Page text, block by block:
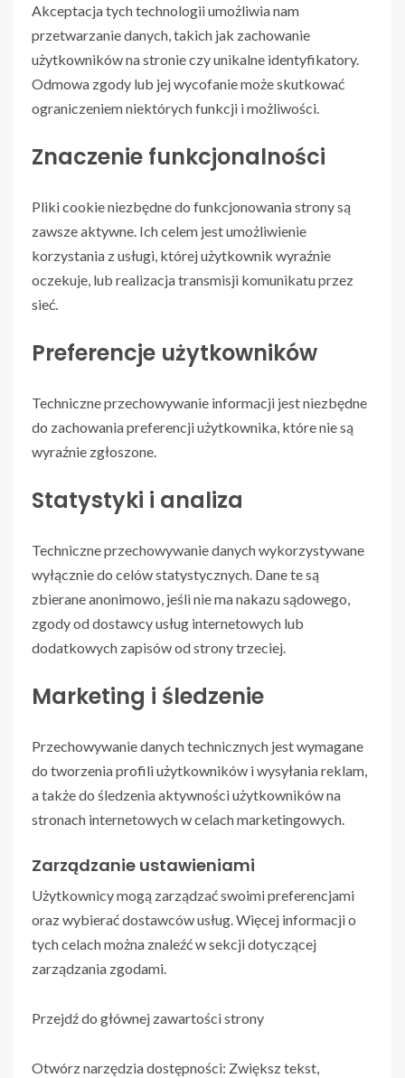
Akceptacja tych technologii umożliwia nam
przetwarzanie danych, takich jak zachowanie
użytkowników na stronie czy unikalne identyfikatory.
Odmowa zgody lub jej wycofanie może skutkować
ograniczeniem niektórych funkcji i możliwości.
Znaczenie funkcjonalności
Pliki cookie niezbędne do funkcjonowania strony są
zawsze aktywne. Ich celem jest umożliwienie
korzystania z usługi, której użytkownik wyraźnie
oczekuje, lub realizacja transmisji komunikatu przez
sieć.
Preferencje użytkowników
Techniczne przechowywanie informacji jest niezbędne
do zachowania preferencji użytkownika, które nie są
wyraźnie zgłoszone.
Statystyki i analiza
Techniczne przechowywanie danych wykorzystywane
wyłącznie do celów statystycznych. Dane te są
zbierane anonimowo, jeśli nie ma nakazu sądowego,
zgody od dostawcy usług internetowych lub
dodatkowych zapisów od strony trzeciej.
Marketing i śledzenie
Przechowywanie danych technicznych jest wymagane
do tworzenia profili użytkowników i wysyłania reklam,
a także do śledzenia aktywności użytkowników na
stronach internetowych w celach marketingowych.
Zarządzanie ustawieniami
Użytkownicy mogą zarządzać swoimi preferencjami
oraz wybierać dostawców usług. Więcej informacji o
tych celach można znaleźć w sekcji dotyczącej
zarządzania zgodami.
Przejdź do głównej zawartości strony
Otwórz narzędzia dostępności: Zwiększ tekst,